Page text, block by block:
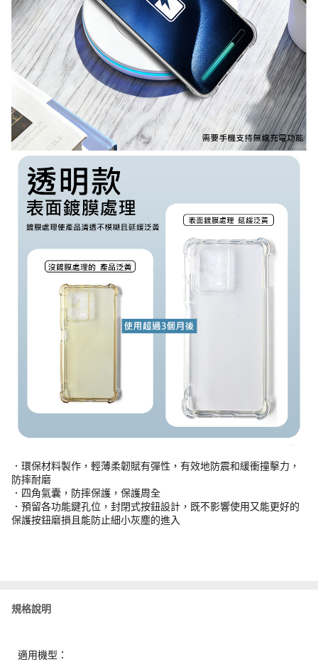
．環保材料製作，輕薄柔韌賦有彈性，有效地防震和緩衝撞擊力，
防摔耐磨
．四角氣囊，防摔保護，保護周全
．預留各功能鍵孔位，封閉式按鈕設計，既不影響使用又能更好的
保護按鈕磨損且能防止細小灰塵的進入
規格說明
適用機型：